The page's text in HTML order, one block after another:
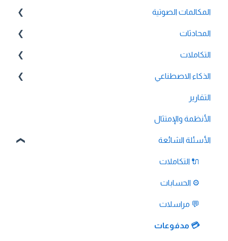
💳 الفوترة والدفع
⚙️ إعدادات الحساب
المكالمات الصوتية
🔀 بناء الرد الصوتي التفاعلي
📞 جميع ميزات الصوت
المحادثات
💬 واتساب
التكاملات
🔌 تكامل HubSpot
🔌 تكامل Pipedrive
🔌 تكامل Intercom
🔌 تكامل Zendesk
🔌 تكامل FreshDesk
🔌 تكامل Salesloft
🔌 تكامل Salesforce
🔌 تكامل Zoho Phonebridge
الذكاء الاصطناعي
الوكيل الذكيالتقارير
الأنظمة والإمتثال
الأسئلة الشائعة
🔌 التكاملات
⚙️ الحسابات
💬 مراسلات
💳 مدفوعات